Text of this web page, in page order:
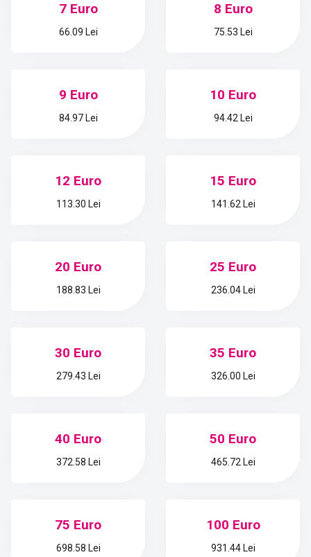
7 Euro
66.09 Lei
8 Euro
75.53 Lei
9 Euro
84.97 Lei
10 Euro
94.42 Lei
12 Euro
113.30 Lei
15 Euro
141.62 Lei
20 Euro
188.83 Lei
25 Euro
236.04 Lei
30 Euro
279.43 Lei
35 Euro
326.00 Lei
40 Euro
372.58 Lei
50 Euro
465.72 Lei
75 Euro
698.58 Lei
100 Euro
931.44 Lei